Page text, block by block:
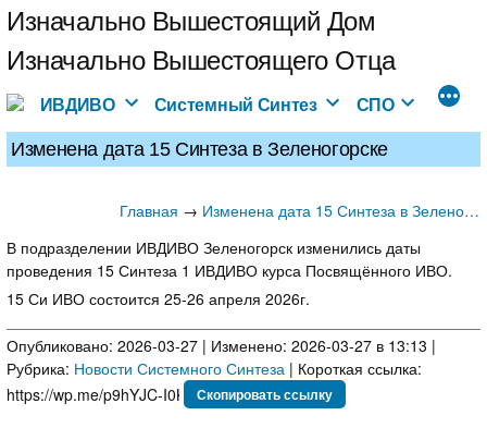
Перейти
к
содержимому
Изначально Вышестоящий Дом
Изначально Вышестоящего Отца
ИВДИВО Системный Синтез СПО
Изменена дата 15 Синтеза в Зеленогорске
Главная →
Изменена дата 15 Синтеза в Зеленогорске
В подразделении ИВДИВО Зеленогорск изменились даты
проведения 15 Синтеза 1 ИВДИВО курса Посвящённого ИВО.
15 Си ИВО состоится 25-26 апреля 2026г.
Опубликовано: 2026-03-27 | Изменено: 2026-03-27 в 13:13 |
Рубрика: Новости Системного Синтеза | Короткая ссылка:
Скопировать ссылку